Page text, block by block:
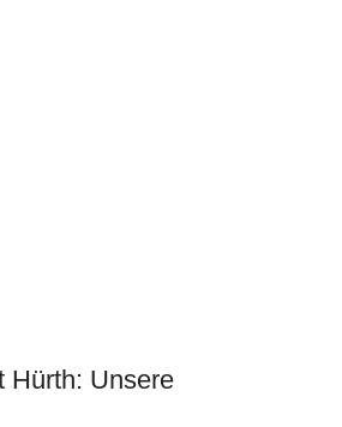
Hürth: Unsere